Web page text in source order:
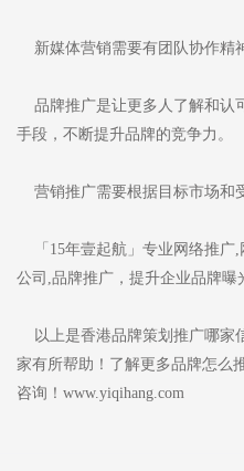
新媒体营销需要有团队协作精
品牌推广是让更多人了解和认
手段，不断提升品牌的竞争力。
营销推广需要根据目标市场和
「15年壹起航」专业网络推广,
公司,品牌推广，提升企业品牌曝
以上是香港品牌策划推广哪家
家有所帮助！了解更多品牌怎么
咨询！www.yiqihang.com